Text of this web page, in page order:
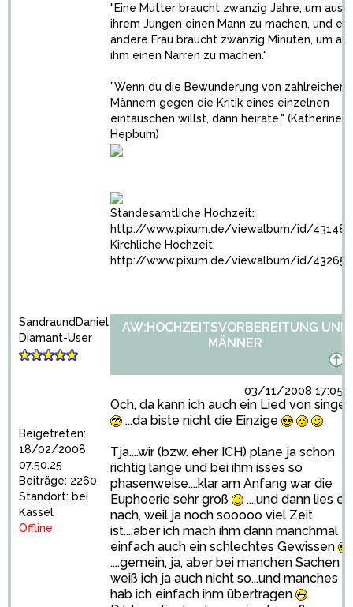
"Eine Mutter braucht zwanzig Jahre, um aus
ihrem Jungen einen Mann zu machen, und
andere Frau braucht zwanzig Minuten, um aus
ihm einen Narren zu machen."
"Wenn du die Bewunderung von zahlreichen
Männern gegen die Kritik eines einzelnen
eintauschen willst, dann heirate." (Katherine
Hepburn)
Standesamtliche Hochzeit:
http://www.pixum.de/viewalbum/id/
Kirchliche Hochzeit:
http://www.pixum.de/viewalbum/id/
SandraundDaniel
Diamant-User
Beigetreten:
18/02/2008
07:50:25
Beiträge: 2260
Standort: bei
Kassel
Offline
AW:HOCHZEITSVORBEREITUNG UND
MÄNNER
03/11/2008
Och, da kann ich auch ein Lied von singen
...da biste nicht die Einzige
Tja....wir (bzw. eher ICH) plane ja schon
richtig lange und bei ihm isses so
phasenweise....klar am Anfang war die
Euphoerie sehr groß
....und dann lies es
nach, weil ja noch sooooo viel Zeit
ist....aber ich mach ihm dann manchmal
einfach auch ein schlechtes Gewissen
....gemein, ja, aber bei manchen Sachen
weiß ich ja auch nicht so...und manches
hab ich einfach ihm übertragen